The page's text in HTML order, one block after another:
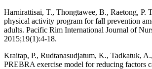
Harnirattisai, T., Thongtawee, B., Raetong, P.
physical activity program for fall prevention
adults. Pacific Rim International Journal of
2015;19(1):4-18.
Kraitap, P., Rudtanasudjatum, K., Tadkatuk,
PREBRA exercise model for reducing factors